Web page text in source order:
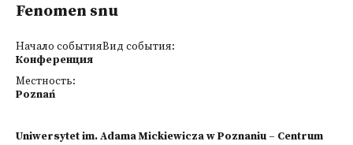
Fenomen snu
Начало событияВид события:
Конференция
Местность:
Poznań
Uniwersytet im. Adama Mickiewicza w Poznaniu – Centrum